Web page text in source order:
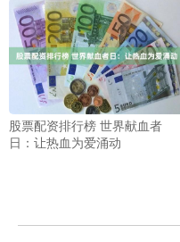
股票配资排行榜 世界献血者
日：让热血为爱涌动